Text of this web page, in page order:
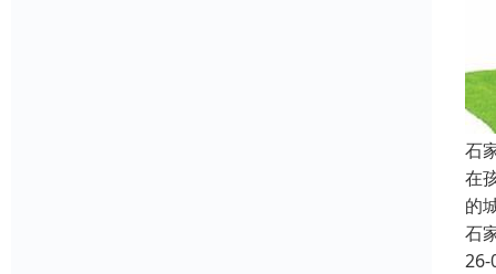
石
在
的
石
26-